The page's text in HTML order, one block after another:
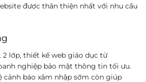
được thân thiện nhất với nhu cầu
lớp, thiết kế web giáo dục từ
nghiệp bảo mật thông tin tối ưu.
báo xâm nhập sớm còn giúp